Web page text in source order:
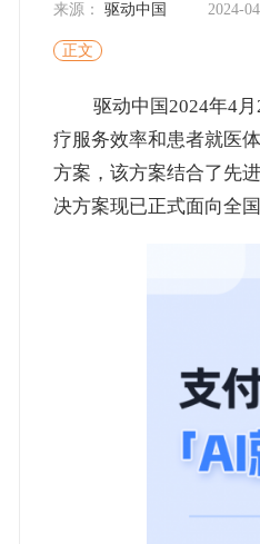
来源： 驱动中国 2024-
正文
驱动中国2024年4
疗服务效率和患者就医
方案，该方案结合了先
决方案现已正式面向全